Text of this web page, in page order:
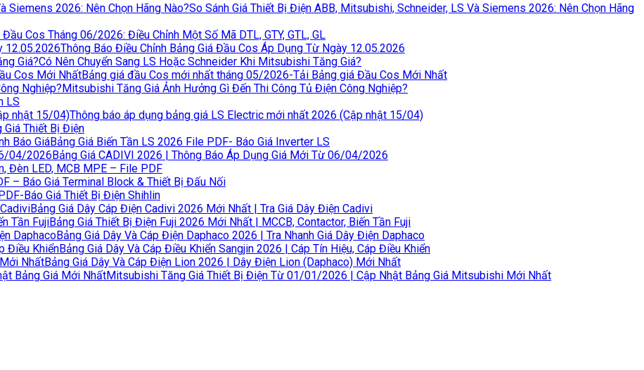
So Sánh Giá Thiết Bị Điện ABB, Mitsubishi, Schneider, LS Và Siemens 2026: Nên Chọn Hãng
Cos Tháng 06/2026: Điều Chỉnh Một Số Mã DTL, GTY, GTL, GL
Thông Báo Điều Chỉnh Bảng Giá Đầu Cos Áp Dụng Từ Ngày 12.05.2026
Có Nên Chuyển Sang LS Hoặc Schneider Khi Mitsubishi Tăng Giá?
Bảng giá đầu Cos mới nhất tháng 05/2026-Tải Bảng giá Đầu Cos Mới Nhất
Mitsubishi Tăng Giá Ảnh Hưởng Gì Đến Thi Công Tủ Điện Công Nghiệp?
LS
Thông báo áp dụng bảng giá LS Electric mới nhất 2026 (Cập nhật 15/04)
Giá Thiết Bị Điện
Bảng Giá Biến Tần LS 2026 File PDF- Báo Giá Inverter LS
Bảng Giá CADIVI 2026 | Thông Báo Áp Dụng Giá Mới Từ 06/04/2026
Đèn LED, MCB MPE – File PDF
– Báo Giá Terminal Block & Thiết Bị Đấu Nối
Báo Giá Thiết Bị Điện Shihlin
Bảng Giá Dây Cáp Điện Cadivi 2026 Mới Nhất | Tra Giá Dây Điện Cadivi
Bảng Giá Thiết Bị Điện Fuji 2026 Mới Nhất | MCCB, Contactor, Biến Tần Fuji
Bảng Giá Dây Và Cáp Điện Daphaco 2026 | Tra Nhanh Giá Dây Điện Daphaco
Bảng Giá Dây Và Cáp Điều Khiển Sangjin 2026 | Cáp Tín Hiệu, Cáp Điều Khiển
Bảng Giá Dây Và Cáp Điện Lion 2026 | Dây Điện Lion (Daphaco) Mới Nhất
Mitsubishi Tăng Giá Thiết Bị Điện Từ 01/01/2026 | Cập Nhật Bảng Giá Mitsubishi Mới Nhất